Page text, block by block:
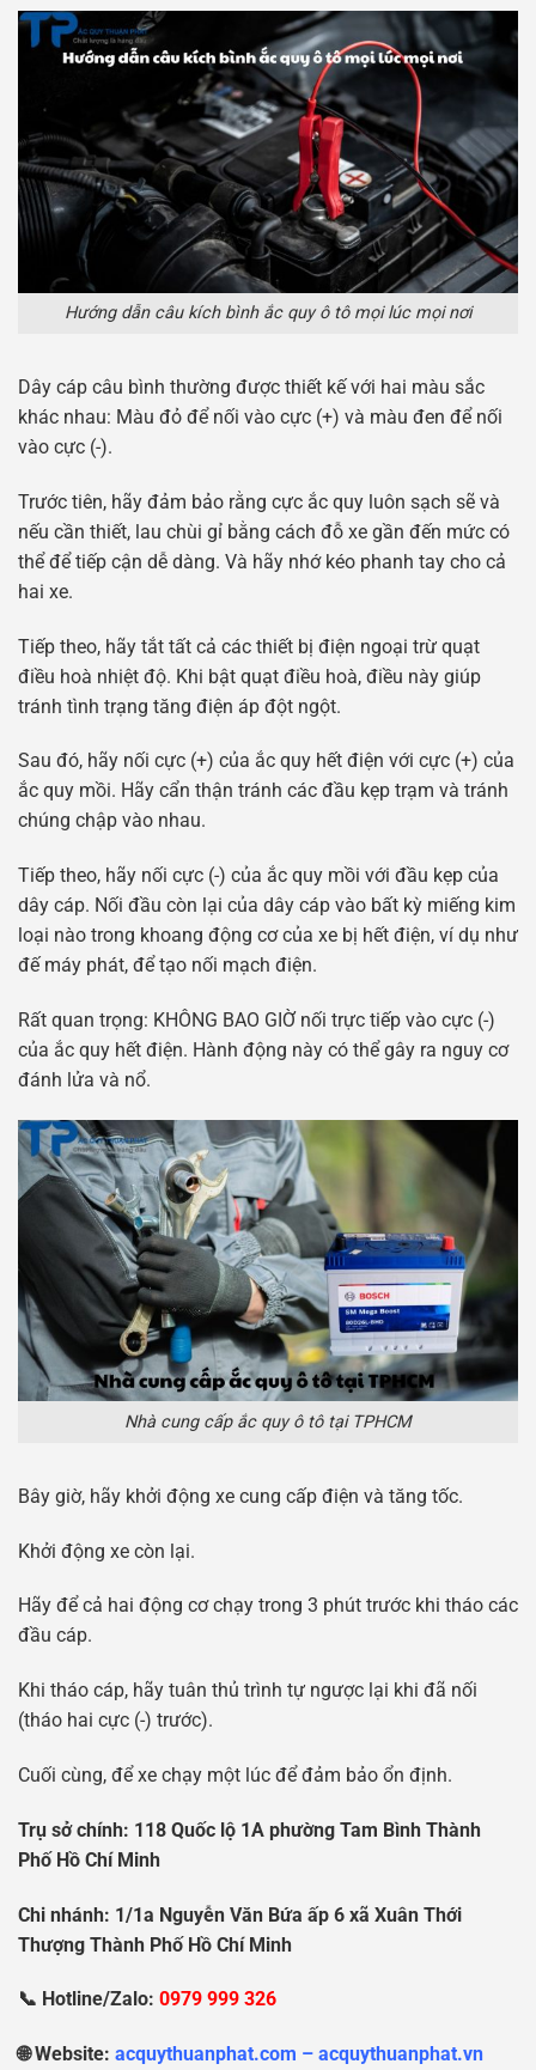
Hướng dẫn câu kích bình ắc quy ô tô mọi lúc mọi nơi
Dây cáp câu bình thường được thiết kế với hai màu sắc
khác nhau: Màu đỏ để nối vào cực (+) và màu đen để nối
vào cực (-).
Trước tiên, hãy đảm bảo rằng cực ắc quy luôn sạch sẽ và
nếu cần thiết, lau chùi gỉ bằng cách đỗ xe gần đến mức có
thể để tiếp cận dễ dàng. Và hãy nhớ kéo phanh tay cho cả
hai xe.
Tiếp theo, hãy tắt tất cả các thiết bị điện ngoại trừ quạt
điều hoà nhiệt độ. Khi bật quạt điều hoà, điều này giúp
tránh tình trạng tăng điện áp đột ngột.
Sau đó, hãy nối cực (+) của ắc quy hết điện với cực (+) của
ắc quy mồi. Hãy cẩn thận tránh các đầu kẹp trạm và tránh
chúng chập vào nhau.
Tiếp theo, hãy nối cực (-) của ắc quy mồi với đầu kẹp của
dây cáp. Nối đầu còn lại của dây cáp vào bất kỳ miếng kim
loại nào trong khoang động cơ của xe bị hết điện, ví dụ như
đế máy phát, để tạo nối mạch điện.
Rất quan trọng: KHÔNG BAO GIỜ nối trực tiếp vào cực (-)
của ắc quy hết điện. Hành động này có thể gây ra nguy cơ
đánh lửa và nổ.
Nhà cung cấp ắc quy ô tô tại TPHCM
Bây giờ, hãy khởi động xe cung cấp điện và tăng tốc.
Khởi động xe còn lại.
Hãy để cả hai động cơ chạy trong 3 phút trước khi tháo các
đầu cáp.
Khi tháo cáp, hãy tuân thủ trình tự ngược lại khi đã nối
(tháo hai cực (-) trước).
Cuối cùng, để xe chạy một lúc để đảm bảo ổn định.
Trụ sởchính: 118 Quốc lộ 1A phường Tam Bình Thành
PhốHồ Chí Minh
Chi nhánh: 1/1a Nguyễn Văn Bứa ấp 6 xã Xuân Thới
Thượng Thành PhốHồ Chí Minh
📞 Hotline/Zalo: 0979 999 326
🌐 Website: acquythuanphat.com – acquythuanphat.vn